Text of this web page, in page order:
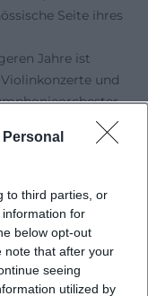
to third parties, or
for
below opt-out
note that after your
seeing
utilized by
Seite ihres
Jahre ist
und
Rimmer,
und